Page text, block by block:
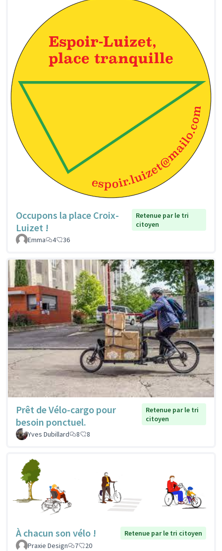
Occupons la place Croix-
Luizet !
Retenue par le tri
citoyen
Emma
4 36
Prêt de Vélo-cargo pour
besoin ponctuel.
Retenue par le tri
citoyen
Yves Dubillard
8 8
À chacun son vélo !
Retenue par le tri citoyen
Praxie Design
7 20